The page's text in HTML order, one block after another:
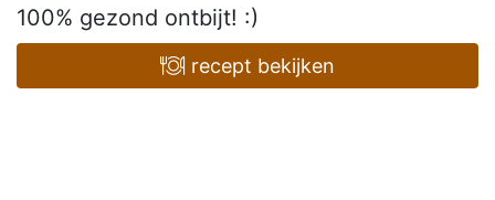
100% gezond ontbijt! :)
recept bekijken